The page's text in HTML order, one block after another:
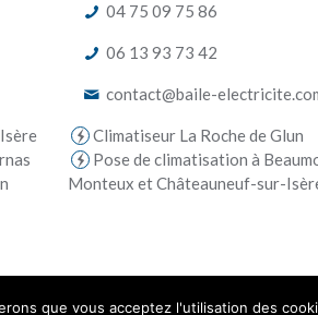
04 75 09 75 86
06 13 93 73 42
contact@baile-
Climatiseur La Roche de Glun
Pose de climatisation à
Monteux et Châteauneuf-sur-
que vous acceptez l'utilisation des